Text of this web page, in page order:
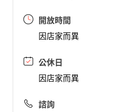
開放時間
因店家而異
公休日
因店家而異
諮詢